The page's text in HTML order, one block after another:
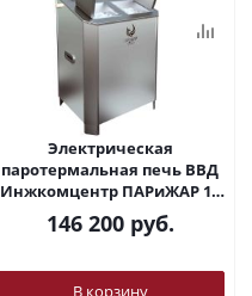
Электрическая
паротермальная печь ВВД
Инжкомцентр ПАРиЖАР 16
кВт (12-20м3) 380В
146 200руб.
В корзину